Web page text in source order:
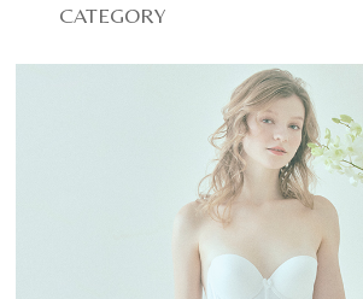
CATEGORY